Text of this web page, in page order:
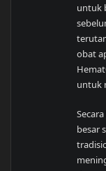
untuk
obat
untuk
besar